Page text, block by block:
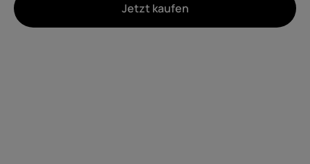
Um
Jetzt kaufen